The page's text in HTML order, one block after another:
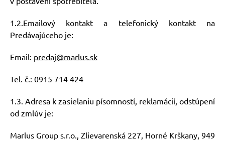
1.2.Emailový kontakt a telefonický kontakt na
Predávajúceho je:
Email: predaj@marlus.sk
Tel. č.: 0915 714 424
1.3. Adresa k zasielaniu písomností, reklamácií, odstúpení
od zmlúv je:
Marlus Group s.r.o., Zlievarenská 227, Horné Krškany, 949